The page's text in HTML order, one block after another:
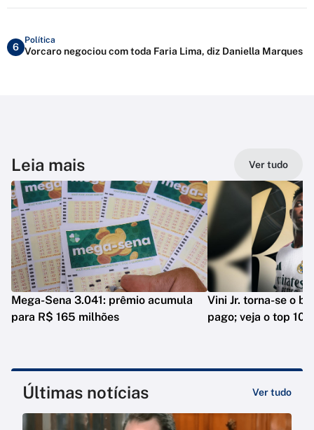
6
Política
Vorcaro negociou com toda Faria Lima, diz Daniella Marques
Leia mais Ver tudo
Mega-Sena 3.041: prêmio acumula
para R$ 165 milhões
Vini Jr. torna-se o
pago; veja o top 10
Últimas notícias Ver tudo